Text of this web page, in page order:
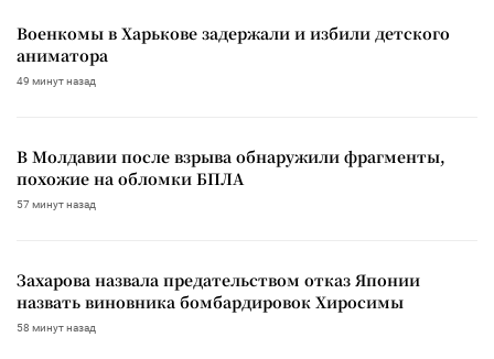
Военкомы в Харькове задержали и избили детского
аниматора
49 минут назад
В Молдавии после взрыва обнаружили фрагменты,
похожие на обломки БПЛА
57 минут назад
Захарова назвала предательством отказ Японии
назвать виновника бомбардировок Хиросимы
58 минут назад